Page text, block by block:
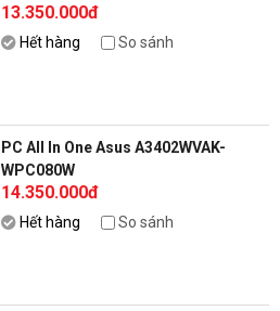
13.350.000đ
Hết hàng So sánh
PC All In One Asus A3402WVAK-
WPC080W
14.350.000đ
Hết hàng So sánh